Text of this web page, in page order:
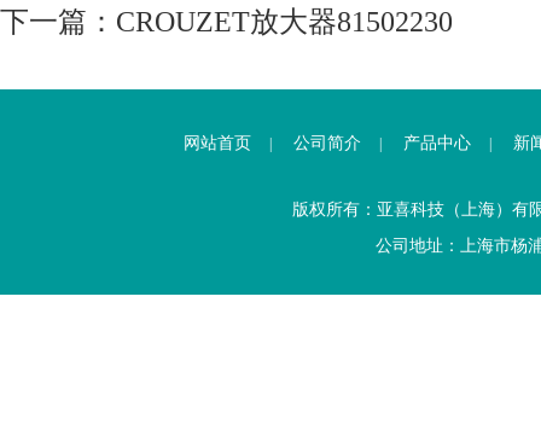
下一篇： CROUZET放大器81502230
网站首页 公司简介 产品中心 新
版权所有：亚喜科技（上海）
公司地址：上海市杨